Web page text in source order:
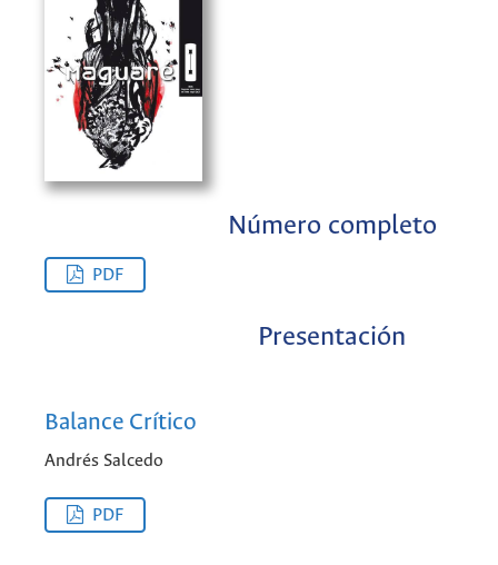
Número completo
PDF
Presentación
Balance Crítico
Andrés Salcedo
PDF